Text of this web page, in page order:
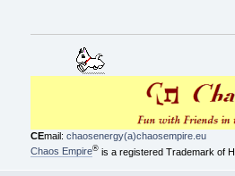
CEmail: chaosenergy(a)chaosempire.eu
Chaos Empire®is a registered Trademark of